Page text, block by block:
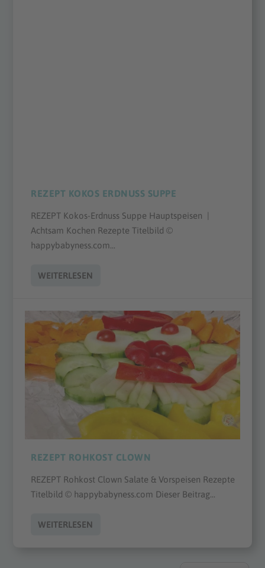
REZEPT KOKOS ERDNUSS SUPPE
REZEPT Kokos-Erdnuss Suppe Hauptspeisen |
Achtsam Kochen Rezepte Titelbild ©
happybabyness.com...
WEITERLESEN
REZEPT ROHKOST CLOWN
REZEPT Rohkost Clown Salate & Vorspeisen Rezepte
Titelbild © happybabyness.com Dieser Beitrag...
WEITERLESEN